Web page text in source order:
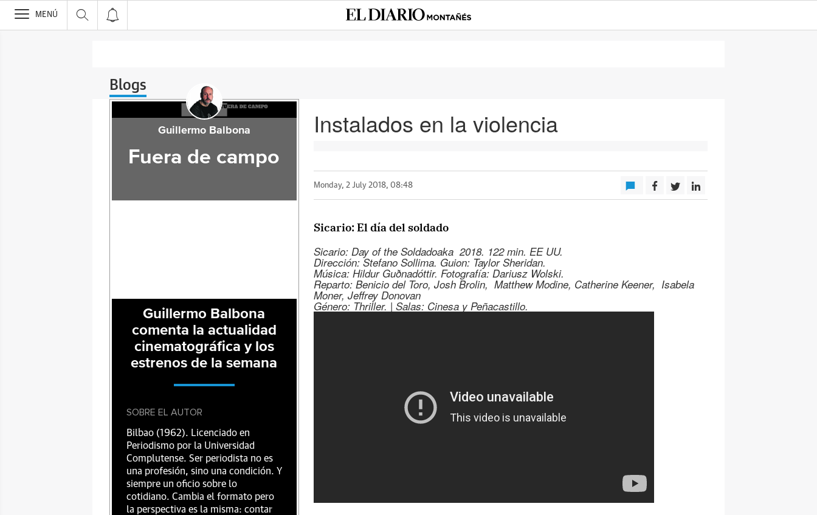
>
MENÚ
Blogs
Instalados en la violencia
Monday, 2 July 2018, 08:48
Sicario: El día del soldado
Sicario: Day of the Soldadoaka 2018. 122 min. EE UU.
Dirección: Stefano Sollima. Guion: Taylor Sheridan.
Música: Hildur Guðnadóttir. Fotografía: Dariusz Wolski.
Reparto: Benicio del Toro, Josh Brolin, Matthew Modine, Catherine Keener, Isabela
Moner, Jeffrey Donovan
Género: Thriller. | Salas: Cinesa y Peñacastillo.
Guillermo Balbona
Fuera de campo
Guillermo Balbona
comenta la actualidad
cinematográfica y los
estrenos de la semana
SOBRE EL AUTOR
Bilbao (1962). Licenciado en
Periodismo por la Universidad
Complutense. Ser periodista no es
una profesión, sino una condición. Y
siempre un oficio sobre lo
cotidiano. Cambia el formato pero
la perspectiva es la misma: contar